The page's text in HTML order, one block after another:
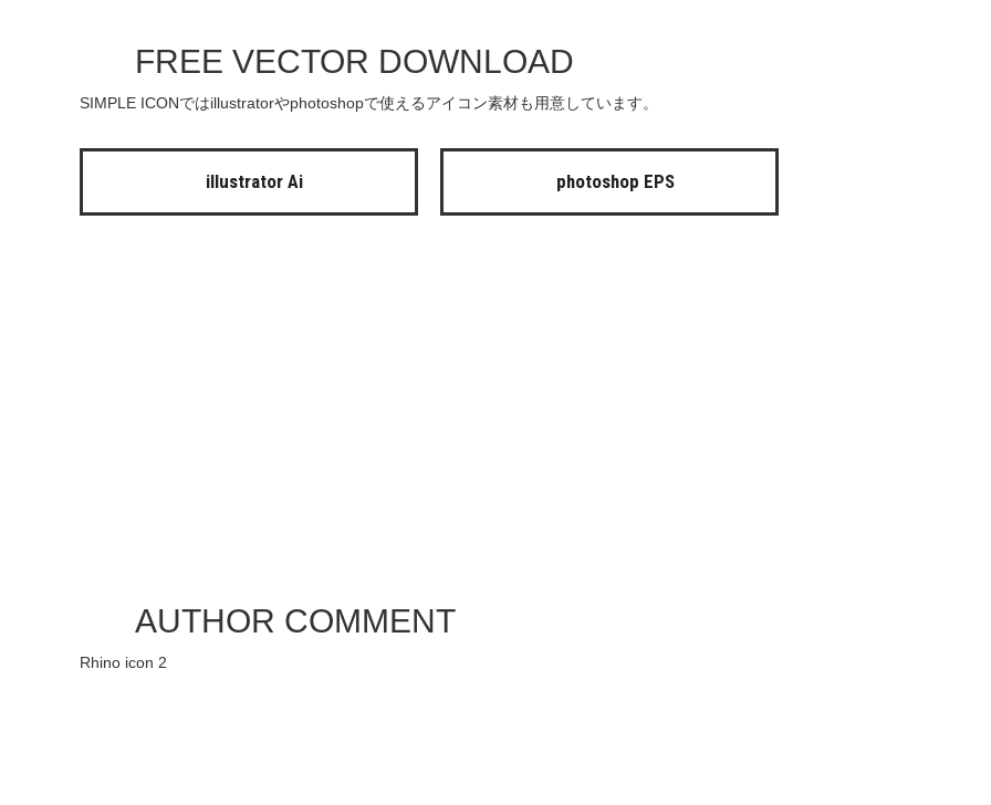
FREE VECTOR DOWNLOAD
SIMPLE ICONではillustratorやphotoshopで使えるアイコン素材も用意しています。
illustrator Ai photoshop EPS
AUTHOR COMMENT
Rhino icon 2